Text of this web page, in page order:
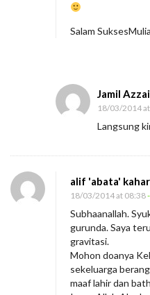
Salam SuksesMulia
Jamil
18/03/2014
Langsung
alif 'abata'
18/03/2014 at 08:38
Subhaanallah.
gurunda. Saya
gravitasi.
Mohon doanya
sekeluarga
maaf lahir dan